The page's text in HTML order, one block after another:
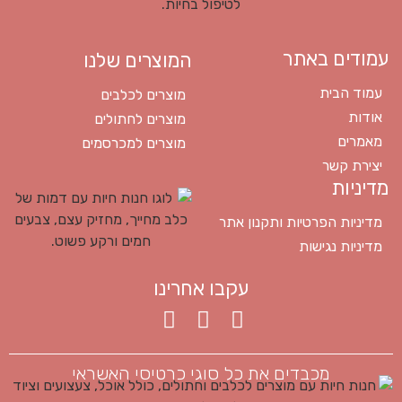
עמודים באתר
עמוד הבית
אודות
מאמרים
יצירת קשר
המוצרים שלנו
מוצרים לכלבים
מוצרים לחתולים
מוצרים למכרסמים
מדיניות
מדיניות הפרטיות ותקנון אתר
מדיניות נגישות
עקבו אחרינו
מכבדים את כל סוגי כרטיסי האשראי